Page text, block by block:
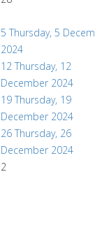
5 Thursday, 5
2024
12 Thursday, 12
December 2024
19 Thursday, 19
December 2024
26 Thursday, 26
December 2024
2